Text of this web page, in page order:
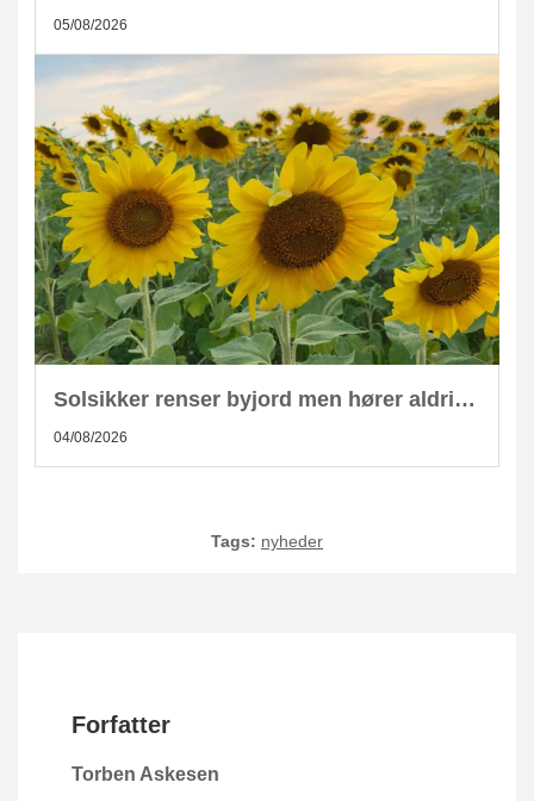
05/08/2026
Solsikker renser byjord men hører aldrig hjemme i kompost
04/08/2026
Tags: nyheder
Forfatter
Torben Askesen